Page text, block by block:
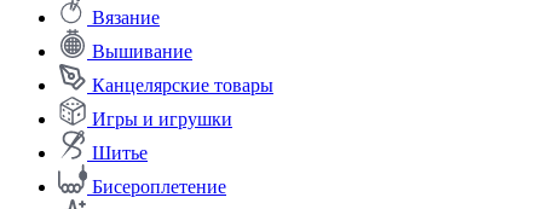
Вязание
Вышивание
Канцелярские товары
Игры и игрушки
Шитье
Бисероплетение